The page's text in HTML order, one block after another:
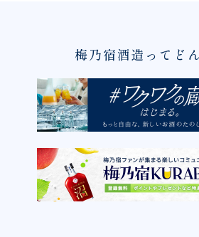
梅乃宿酒造ってど